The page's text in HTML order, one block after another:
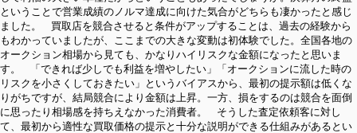
ということで営業成績のノルマ達成に向けた気合がどちらも凄かったと感じ
ました。 買取店を競合させると条件がアップすることは、過去の経験から
もわかっていましたが、ここまでの大きな変動は初体験でした。全国各地の
オークション相場から見ても、かなりハイリスクな金額になったと思いま
す。 「できれば少しでも利益を増やしたい」「オークションに流した時の
リスクを小さくしておきたい」というバイアスから、最初の提示額は低くな
りがちですが、結局競合により金額は上昇。一方、損をするのは競合を面倒
に思ったり相場感を持ちえなかった消費者。 そうした査定依頼客に対し
て、最初から適性な買取価格の提示と十分な説明ができる仕組みがあるとい